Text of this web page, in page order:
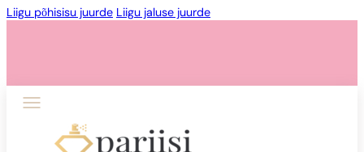
Liigu põhisisu juurde Liigu jaluse juurde